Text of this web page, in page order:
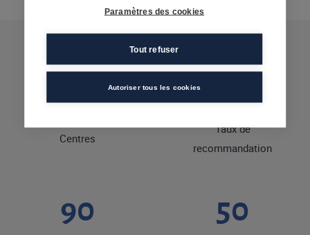
20
Centres
Taux de
recommandation
90 50
Paramètres des cookies
Tout refuser
Autoriser tous les cookies